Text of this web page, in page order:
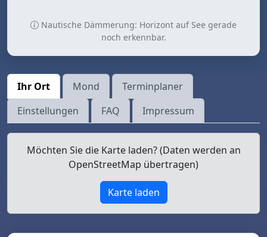
Nautische Dämmerung: Horizont auf See gerade
noch erkennbar.
Ihr Ort Mond
Terminplaner
Einstellungen
FAQ Impressum
Möchten Sie die Karte laden? (Daten werden an
OpenStreetMap übertragen)
Karte laden